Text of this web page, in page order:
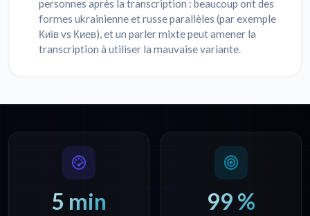
personnes après la transcription : beaucoup ont des
formes ukrainienne et russe parallèles (par exemple
Київ vs Киев), et un parler mixte peut amener la
transcription à utiliser la mauvaise variante.
5 min 99 %